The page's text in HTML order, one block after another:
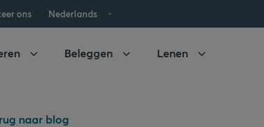
ons Nederlands
Beleggen Lenen
naar blog